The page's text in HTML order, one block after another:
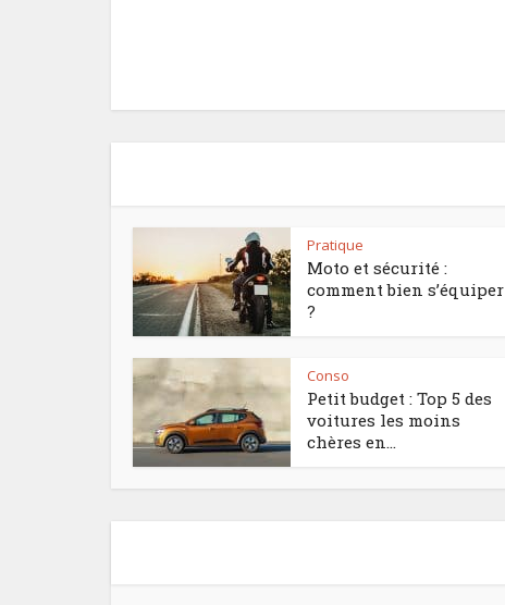
Pratique
Moto et sécurité :
comment bien s’équiper
?
Conso
Petit budget : Top 5 des
voitures les moins
chères en...